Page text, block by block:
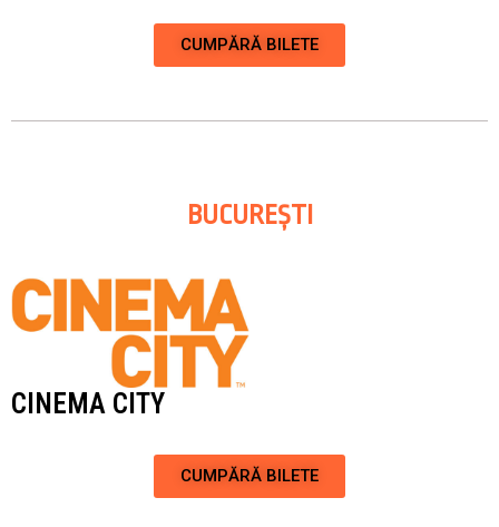
CUMPĂRĂ BILETE
BUCUREȘTI
CINEMA CITY
CUMPĂRĂ BILETE